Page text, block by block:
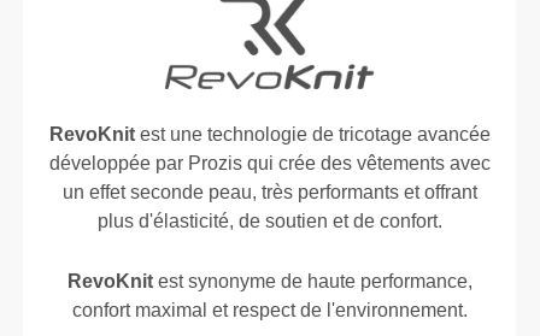
RevoKnitest une technologie de tricotage avancée
développée par Prozis qui crée des vêtements avec
un effet seconde peau, très performants et offrant
plus d'élasticité, de soutien et de confort.
RevoKnitest synonyme de haute performance,
confort maximal et respect de l'environnement.